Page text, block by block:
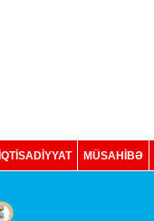
İQTISADIYYAT MÜSAHİBƏ